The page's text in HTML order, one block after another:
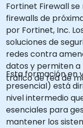
Fortinet Firewall
firewalls de
por Fortinet, Inc.
soluciones de
redes contra
datos y permiten a
tráfico de red de
Esta formación en
presencial) está
nivel intermedio
esenciales para
mantener los